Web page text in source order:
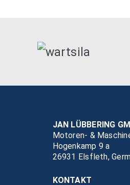
JAN LÜBBERING
Motoren- &
Hogenkamp 9 a
26931 Elsfleth,
KONTAKT